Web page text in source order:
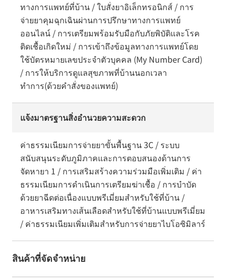
ทางการแพทย์ที่บ้าน / ใบสั่งยาอิเล็กทรอนิกส์ / การ
จ่ายยาคุมฉุกเฉินผ่านการปรึกษาทางการแพทย์
ออนไลน์ / การเตรียมพร้อมรับมือกับภัยพิบัติและโรค
ติดเชื้อเกิดใหม่ / การเข้าถึงข้อมูลทางการแพทย์โดย
ใช้บัตรหมายเลขประจำตัวบุคคล (My Number Card)
/ การให้บริการดูแลสุขภาพที่บ้านนอกเวลา
ทำการ(ด้วยคำสั่งของแพทย์)
แจ้งมาตรฐานสิ่งอำนวยความสะดวก
ค่าธรรมเนียมการจ่ายยาขั้นพื้นฐาน 3C / ระบบ
สนับสนุนระดับภูมิภาคและการตอบสนองด้านการ
จัดหายา 1 / การเสริมสร้างความร่วมมือเพิ่มเติม / ค่า
ธรรมเนียมการดำเนินการเตรียมฆ่าเชื้อ / การบำบัด
ด้วยยาฉีดต่อเนื่องแบบพรีเมี่ยมสำหรับใช้ที่บ้าน /
อาหารเสริมทางเส้นเลือดสำหรับใช้ที่บ้านแบบพรีเมี่ยม
/ ค่าธรรมเนียมเพิ่มเติมสำหรับการจ่ายยาไบโอซิมิลาร์
สินค้าที่จัดจำหน่าย